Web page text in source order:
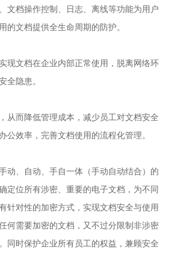
文档操作控制、日志、离线等功能为用户
的文档提供全生命周期的防护。
现文档在企业内部正常使用，脱离网络环
全隐患。
从而降低管理成本，减少员工对文档安全
公效率，完善文档使用的流程化管理。
动、自动、手自一体（手动自动结合）的
定位所有涉密、重要的电子文档，为不同
针对性的加密方式，实现文档安全与使用
何需要加密的文档，又不过分限制非涉密
同时保护企业所有员工的权益，兼顾安全